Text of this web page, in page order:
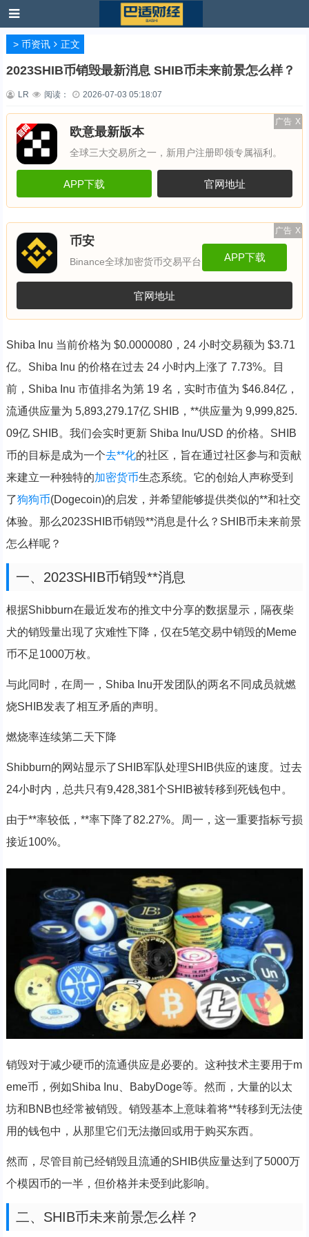
> 币资讯 正文
2023SHIB币销毁最新消息 SHIB币未来前景怎么样？
LR 阅读： 2026-07-03 05:18:07
广告 X
欧意最新版本
全球三大交易所之一，新用户注册即领专属福利。
APP下载 官网地址
广告 X
币安
Binance全球加密货币交易平台 APP下载
官网地址
Shiba Inu 当前价格为 $0.0000080，24 小时交易额为 $3.71
亿。Shiba Inu 的价格在过去 24 小时内上涨了 7.73%。目
前，Shiba Inu 市值排名为第 19 名，实时市值为 $46.84亿，
流通供应量为 5,893,279.17亿 SHIB，**供应量为 9,999,825.
09亿 SHIB。我们会实时更新 Shiba Inu/USD 的价格。SHIB
币的目标是成为一个去**化的社区，旨在通过社区参与和贡献
来建立一种独特的加密货币生态系统。它的创始人声称受到
了狗狗币(Dogecoin)的启发，并希望能够提供类似的**和社交
体验。那么2023SHIB币销毁**消息是什么？SHIB币未来前景
怎么样呢？
一、2023SHIB币销毁**消息
根据Shibburn在最近发布的推文中分享的数据显示，隔夜柴
犬的销毁量出现了灾难性下降，仅在5笔交易中销毁的Meme
币不足1000万枚。
与此同时，在周一，Shiba Inu开发团队的两名不同成员就燃
烧SHIB发表了相互矛盾的声明。
燃烧率连续第二天下降
Shibburn的网站显示了SHIB军队处理SHIB供应的速度。过去
24小时内，总共只有9,428,381个SHIB被转移到死钱包中。
由于**率较低，**率下降了82.27%。周一，这一重要指标亏损
接近100%。
销毁对于减少硬币的流通供应是必要的。这种技术主要用于m
eme币，例如Shiba Inu、BabyDoge等。然而，大量的以太
坊和BNB也经常被销毁。销毁基本上意味着将**转移到无法使
用的钱包中，从那里它们无法撤回或用于购买东西。
然而，尽管目前已经销毁且流通的SHIB供应量达到了5000万
个模因币的一半，但价格并未受到此影响。
二、SHIB币未来前景怎么样？